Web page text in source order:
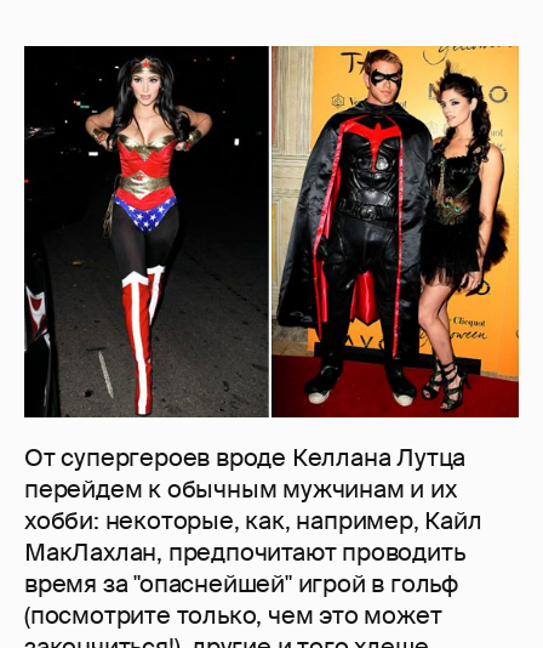
От супергероев вроде Келлана Лутца
перейдем к обычным мужчинам и их
хобби: некоторые, как, например, Кайл
МакЛахлан, предпочитают проводить
время за "опаснейшей" игрой в гольф
(посмотрите только, чем это может